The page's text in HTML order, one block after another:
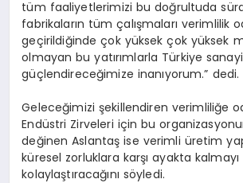
tüm faaliyetlerimizi bu doğrultuda
fabrikaların tüm çalışmaları verimlilik
geçirildiğinde çok yüksek çok yüksek
olmayan bu yatırımlarla Türkiye
güçlendireceğimize inanıyorum.” dedi.
Geleceğimizi şekillendiren verimliliğe
Endüstri Zirveleri için bu
değinen Aslantaş ise verimli üretim
küresel zorluklara karşı ayakta kalmayı
kolaylaştıracağını söyledi.